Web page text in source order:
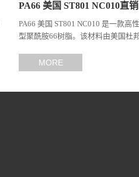
PA66 美国 ST801 NC010直销
PA66 美国 ST801 NC010 是一款高
型聚酰胺66树脂。该材料由美国杜
MORE